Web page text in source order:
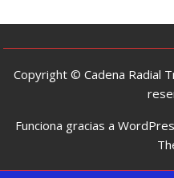
Copyright © Cadena Radial
Funciona gracias a